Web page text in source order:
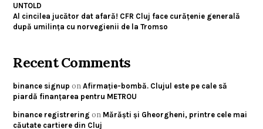
UNTOLD
Al cincilea jucător dat afară! CFR Cluj face curățenie generală
după umilința cu norvegienii de la Tromso
Recent Comments
binance signup onAfirmație-bombă. Clujul este pe cale să
piardă finanțarea pentru METROU
binance registrering on Mărăști și Gheorgheni, printre cele mai
căutate cartiere din Cluj